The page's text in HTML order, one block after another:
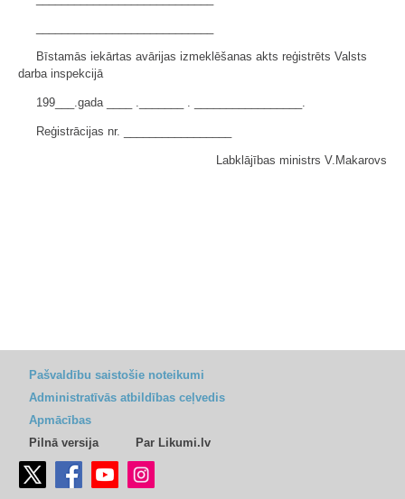
Bīstamās iekārtas avārijas izmeklēšanas akts reģistrēts Valsts
darba inspekcijā
199___.gada ____ ._______ . _________________.
Reģistrācijas nr. _________________
Labklājības ministrs V.Makarovs
Pašvaldību saistošie noteikumi
Administratīvās atbildības ceļvedis
Apmācības
Pilnā versija
Par Likumi.lv